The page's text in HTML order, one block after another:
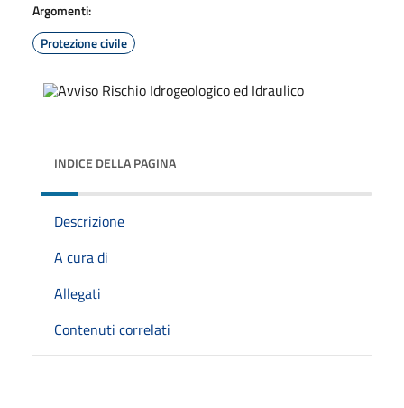
Argomenti:
Protezione civile
INDICE DELLA PAGINA
Descrizione
A cura di
Allegati
Contenuti correlati